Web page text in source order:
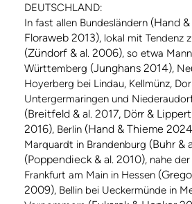
DEUTSCHLAND:
In fast allen Bundesländern (Hand
Floraweb 2013), lokal mit Tendenz
(Zündorf & al. 2006), so etwa
Württemberg (Junghans 2014),
Hoyerberg bei Lindau, Kellmünz,
Untergermaringen und
(Breitfeld & al. 2017, Dörr &
2016), Berlin (Hand & Thieme
Marquardt in Brandenburg (Buhr &
(Poppendieck & al. 2010), nahe
Frankfurt am Main in Hessen
2009), Bellin bei Ueckermünde in